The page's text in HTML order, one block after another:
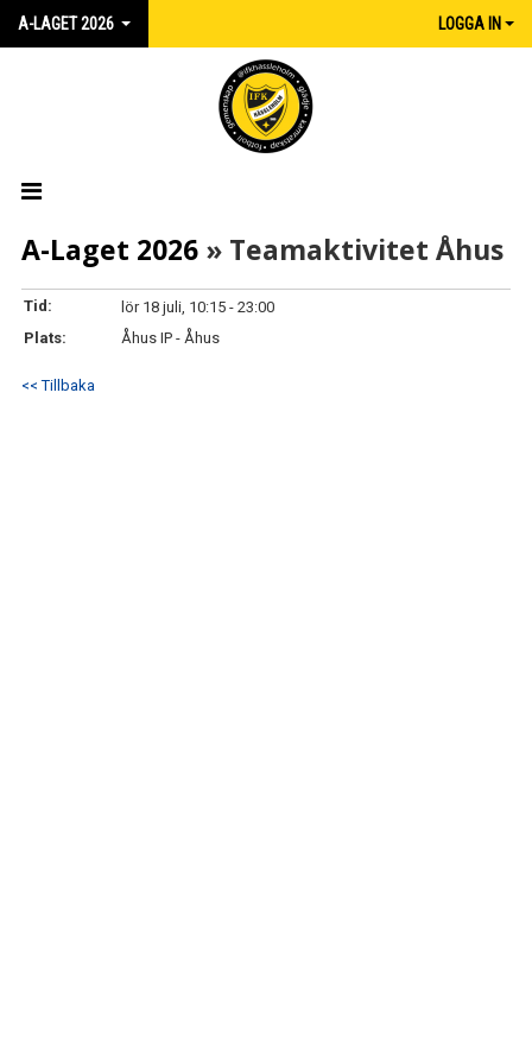
A-LAGET 2026 LOGGA IN
HEM
NYHETER
KALENDER
MATCHER
A-Laget 2026 » Teamaktivitet Åhus
Tid:
lör 18 juli, 10:15 - 23:00
Plats:
Åhus IP - Åhus
<< Tillbaka